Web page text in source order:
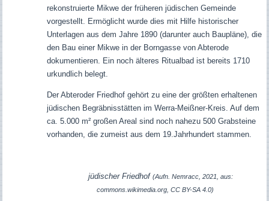
rekonstruierte Mikwe der früheren jüdischen Gemeinde
vorgestellt. Ermöglicht wurde dies mit Hilfe historischer
Unterlagen aus dem Jahre 1890 (darunter auch Baupläne), die
den Bau einer Mikwe in der Borngasse von Abterode
dokumentieren. Ein noch älteres Ritualbad ist bereits 1710
urkundlich belegt.
Der Abteroder Friedhof gehört zu eine der größten erhaltenen
jüdischen Begräbnisstätten im Werra-Meißner-Kreis. Auf dem
ca. 5.000 m² großen Areal sind noch nahezu 500 Grabsteine
vorhanden, die zumeist aus dem 19.Jahrhundert stammen.
jüdischer Friedhof (Aufn. Nemracc, 2021, aus:
commons.wikimedia.org, CC BY-SA 4.0)